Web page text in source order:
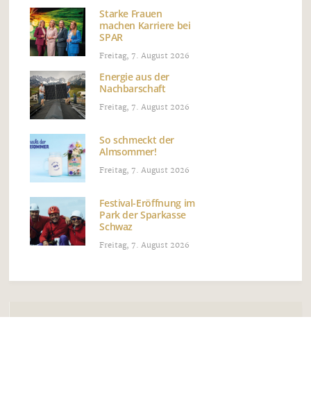
Starke Frauen
machen Karriere bei
SPAR
Freitag, 7. August 2026
Energie aus der
Nachbarschaft
Freitag, 7. August 2026
So schmeckt der
Almsommer!
Freitag, 7. August 2026
Festival-Eröffnung im
Park der Sparkasse
Schwaz
Freitag, 7. August 2026